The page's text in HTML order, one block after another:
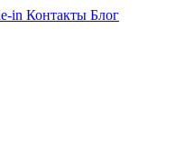
in Контакты Блог